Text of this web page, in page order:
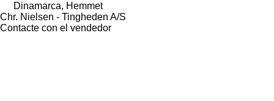
Dinamarca, Hemmet
Chr. Nielsen - Tingheden A/S
Contacte con el vendedor